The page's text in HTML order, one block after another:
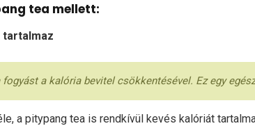
tea mellett:
a kalória bevitel csökkentésével. Ez egy
a pitypang tea is rendkívül kevés kalóriát